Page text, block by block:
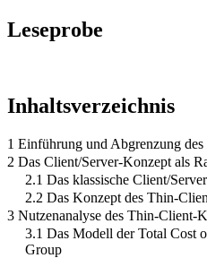
Leseprobe
Inhaltsverzeichnis
1 Einführung und Abgrenzung des
2 Das Client/Server-Konzept als
2.1 Das klassische Client/
2.2 Das Konzept des Thin-
3 Nutzenanalyse des Thin-Client-
3.1 Das Modell der Total Cost
Group